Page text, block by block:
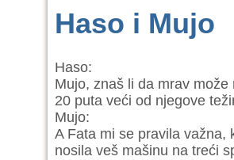
Haso i Mujo
Haso:
Mujo, znaš li da mrav može
20 puta veći od njegove
Mujo:
A Fata mi se pravila važna,
nosila veš mašinu na treći